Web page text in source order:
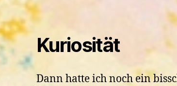
Kuriosität
Dann hatte ich noch ein